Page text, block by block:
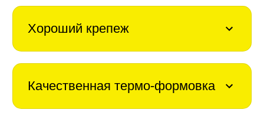
Хороший крепеж
Качественная термо-формовка